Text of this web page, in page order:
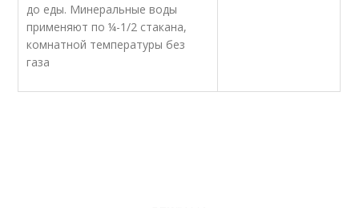
до еды. Минеральные воды
применяют по ¼-1/2 стакана,
комнатной температуры без
газа